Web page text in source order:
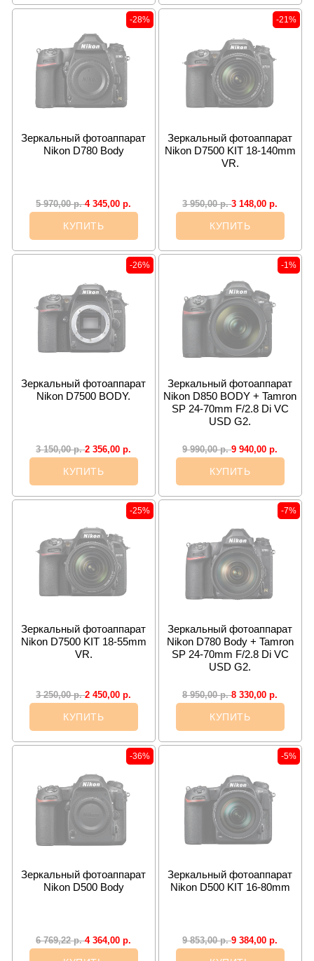
-28%
Зеркальный фотоаппарат
Nikon D780 Body
5 970,00р. 4 345,00р.
КУПИТЬ
-21%
Зеркальный фотоаппарат
Nikon D7500 KIT 18-140mm
VR.
3 950,00р. 3 148,00р.
КУПИТЬ
-26%
Зеркальный фотоаппарат
Nikon D7500 BODY.
3 150,00р. 2 356,00р.
КУПИТЬ
-1%
Зеркальный фотоаппарат
Nikon D850 BODY + Tamron
SP 24-70mm F/2.8 Di VC
USD G2.
9 990,00р. 9 940,00р.
КУПИТЬ
-25%
Зеркальный фотоаппарат
Nikon D7500 KIT 18-55mm
VR.
3 250,00р. 2 450,00р.
КУПИТЬ
-7%
Зеркальный фотоаппарат
Nikon D780 Body + Tamron
SP 24-70mm F/2.8 Di VC
USD G2.
8 950,00р. 8 330,00р.
КУПИТЬ
-36%
Зеркальный фотоаппарат
Nikon D500 Body
6 769,22р. 4 364,00р.
-5%
Зеркальный фотоаппарат
Nikon D500 KIT 16-80mm
9 853,00р. 9 384,00р.